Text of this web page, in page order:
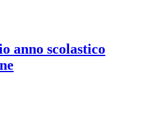
anno scolastico